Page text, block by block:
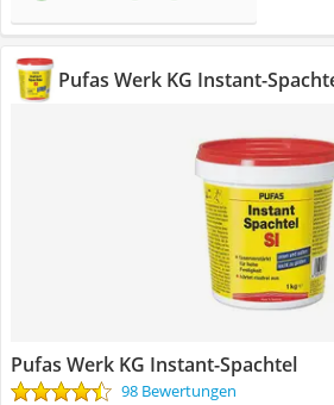
Pufas Werk KG Instant-
Pufas Werk KG Instant-Spachtel
98 Bewertungen